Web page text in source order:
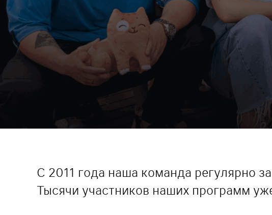
С 2011 года наша команда регулярно
Тысячи участников наших программ